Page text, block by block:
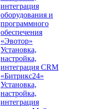
интеграция
оборудования и
программного
обеспечения
«Эвотор»
Установка,
настройка,
интеграция CRM
«Битрикс24»
Установка,
настройка,
интеграция